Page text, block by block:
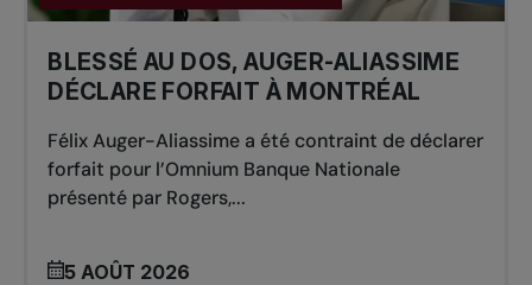
BLESSÉ AU DOS, AUGER-ALIASSIME
DÉCLARE FORFAIT À MONTRÉAL
Félix Auger-Aliassime a été contraint de déclarer
forfait pour l’Omnium Banque Nationale
présenté par Rogers,...
5 AOÛT 2026